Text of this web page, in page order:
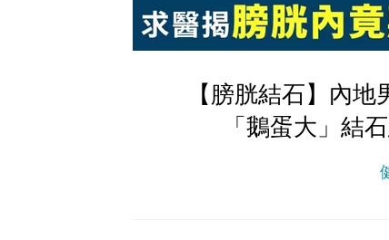
【膀胱結石】內
「鵝蛋大」結